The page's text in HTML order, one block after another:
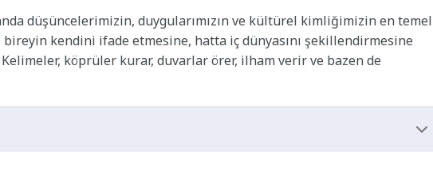
düşüncelerimizin, duygularımızın ve kültürel kimliğimizin en temel
bireyin kendini ifade etmesine, hatta iç dünyasını şekillendirmesine
köprüler kurar, duvarlar örer, ilham verir ve bazen de